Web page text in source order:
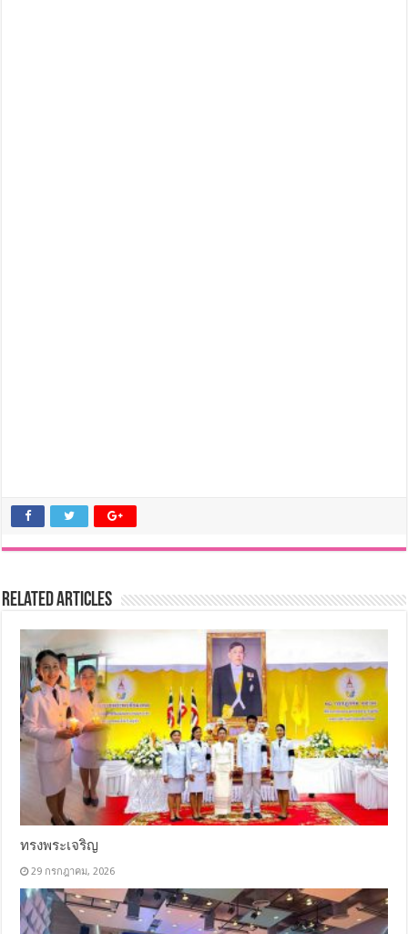
Related Articles
ทรงพระเจริญ
29 กรกฎาคม, 2026